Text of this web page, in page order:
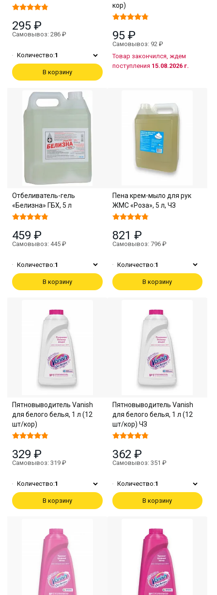
295 ₽
Самовывоз: 286 ₽
Количество:1
В корзину
кор)
95 ₽
Самовывоз: 92 ₽
Товар закончился, ждем
поступления 15.08.2026 г.
Отбеливатель-гель
«Белизна» ГБХ, 5 л
459 ₽
Самовывоз: 445 ₽
Количество:1
В корзину
Пена крем-мыло для рук
ЖМС «Роза», 5 л, ЧЗ
821 ₽
Самовывоз: 796 ₽
Количество:1
В корзину
Пятновыводитель Vanish
для белого белья, 1 л (12
шт/кор)
329 ₽
Самовывоз: 319 ₽
Количество:1
В корзину
Пятновыводитель Vanish
для белого белья, 1 л (12
шт/кор) ЧЗ
362 ₽
Самовывоз: 351 ₽
Количество:1
В корзину